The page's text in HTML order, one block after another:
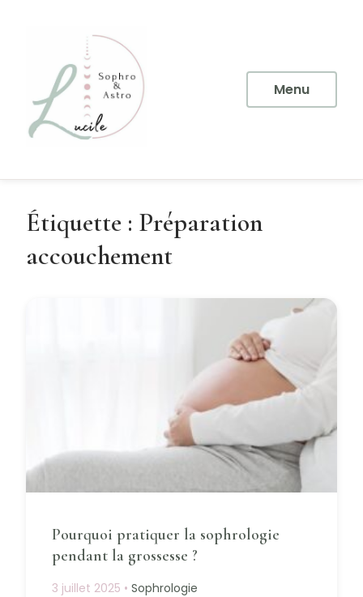
Menu
Étiquette : Préparation
accouchement
Pourquoi pratiquer la sophrologie
pendant la grossesse ?
3 juillet 2025 • Sophrologie